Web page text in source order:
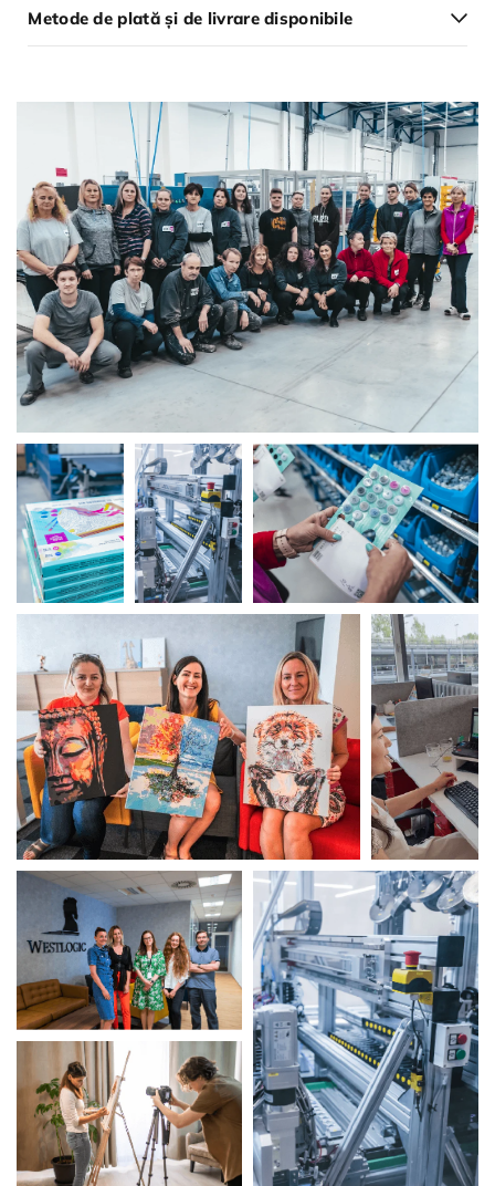
Metode de plată și de livrare disponibile